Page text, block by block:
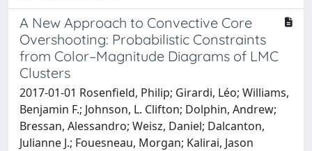
A New Approach to Convective Core
Overshooting: Probabilistic Constraints
from Color–Magnitude Diagrams of LMC
Clusters
2017-01-01 Rosenfield, Philip; Girardi, Léo; Williams,
Benjamin F.; Johnson, L. Clifton; Dolphin, Andrew;
Bressan, Alessandro; Weisz, Daniel; Dalcanton,
Julianne J.; Fouesneau, Morgan; Kalirai, Jason